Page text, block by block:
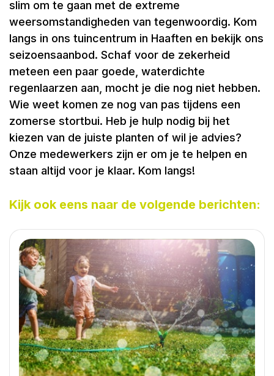
slim om te gaan met de extreme
weersomstandigheden van tegenwoordig. Kom
langs in ons tuincentrum in Haaften en bekijk ons
seizoensaanbod. Schaf voor de zekerheid
meteen een paar goede, waterdichte
regenlaarzen aan, mocht je die nog niet hebben.
Wie weet komen ze nog van pas tijdens een
zomerse stortbui. Heb je hulp nodig bij het
kiezen van de juiste planten of wil je advies?
Onze medewerkers zijn er om je te helpen en
staan altijd voor je klaar. Kom langs!
Kijk ook eens naar de volgende berichten: